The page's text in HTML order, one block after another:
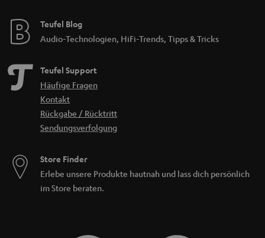
Teufel Blog
Audio-Technologien, HiFi-Trends, Tipps & Tricks
Teufel Support
Häufige Fragen
Kontakt
Rückgabe / Rücktritt
Sendungsverfolgung
Store Finder
Erlebe unsere Produkte hautnah und lass dich persönlich
im Store beraten.